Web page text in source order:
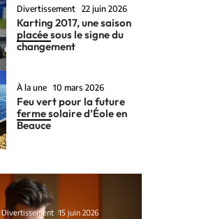
Divertissement 22 juin 2026
Karting 2017, une saison
placée sous le signe du
changement
À la une 10 mars 2026
Feu vert pour la future
ferme solaire d’Éole en
Beauce
Divertissement 15 juin 2026